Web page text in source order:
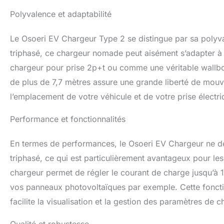
prise dispose
température de
revenue à la
【RÉPOND
dotée d'un
la poussière, à
type 2 conforme
long et un
qui vous permet
votre allée/
comprennent le
2, un sac de
Polyvalence et adaptabilité
Le Osoeri EV Chargeur Type 2 se distingue par sa
triphasé, ce chargeur nomade peut aisément s’adapter
chargeur pour prise 2p+t ou comme une véritable
de plus de 7,7 mètres assure une grande liberté de
l’emplacement de votre véhicule et de votre prise
Performance et fonctionnalités
En termes de performances, le Osoeri EV Chargeur ne
triphasé, ce qui est particulièrement avantageux pour
chargeur permet de régler le courant de charge
vos panneaux photovoltaïques par exemple. Cette
facilite la visualisation et la gestion des paramètres de